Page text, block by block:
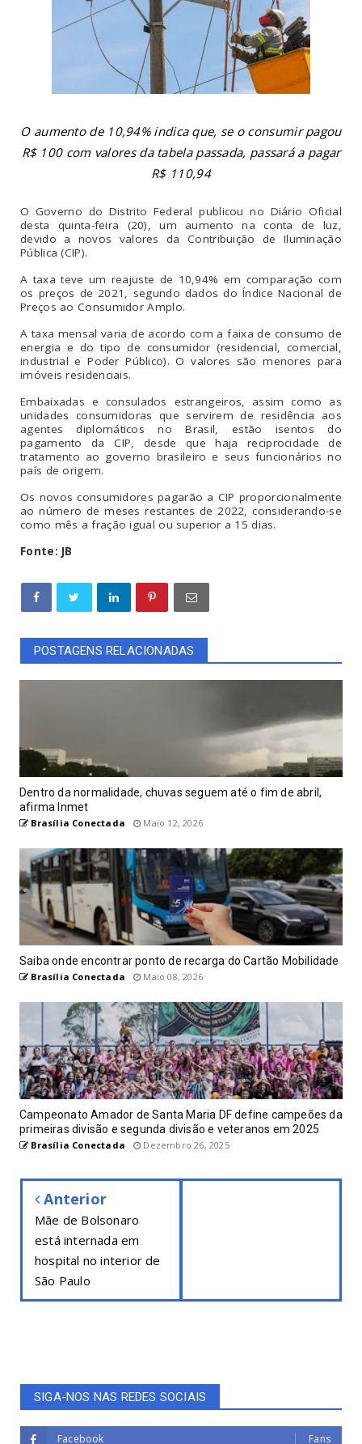
O aumento de 10,94% indica que, se o consumir pagou
R$ 100 com valores da tabela passada, passará a pagar
R$ 110,94
O Governo do Distrito Federal publicou no Diário Oficial
desta quinta-feira (20), um aumento na conta de luz,
devido a novos valores da Contribuição de Iluminação
Pública (CIP).
A taxa teve um reajuste de 10,94% em comparação com
os preços de 2021, segundo dados do Índice Nacional de
Preços ao Consumidor Amplo.
A taxa mensal varia de acordo com a faixa de consumo de
energia e do tipo de consumidor (residencial, comercial,
industrial e Poder Público). O valores são menores para
imóveis residenciais.
Embaixadas e consulados estrangeiros, assim como as
unidades consumidoras que servirem de residência aos
agentes diplomáticos no Brasil, estão isentos do
pagamento da CIP, desde que haja reciprocidade de
tratamento ao governo brasileiro e seus funcionários no
país de origem.
Os novos consumidores pagarão a CIP proporcionalmente
ao número de meses restantes de 2022, considerando-se
como mês a fração igual ou superior a 15 dias.
Fonte: JB
POSTAGENS RELACIONADAS
Dentro da normalidade, chuvas seguem até o fim de abril,
afirma Inmet
Brasília Conectada Maio 12, 2026
Saiba onde encontrar ponto de recarga do Cartão Mobilidade
Brasília Conectada Maio 08, 2026
Campeonato Amador de Santa Maria DF define campeões da
primeiras divisão e segunda divisão e veteranos em 2025
Brasília Conectada Dezembro 26, 2025
Anterior
Mãe de Bolsonaro
está internada em
hospital no interior de
São Paulo
SIGA-NOS NAS REDES SOCIAIS
Facebook Fans